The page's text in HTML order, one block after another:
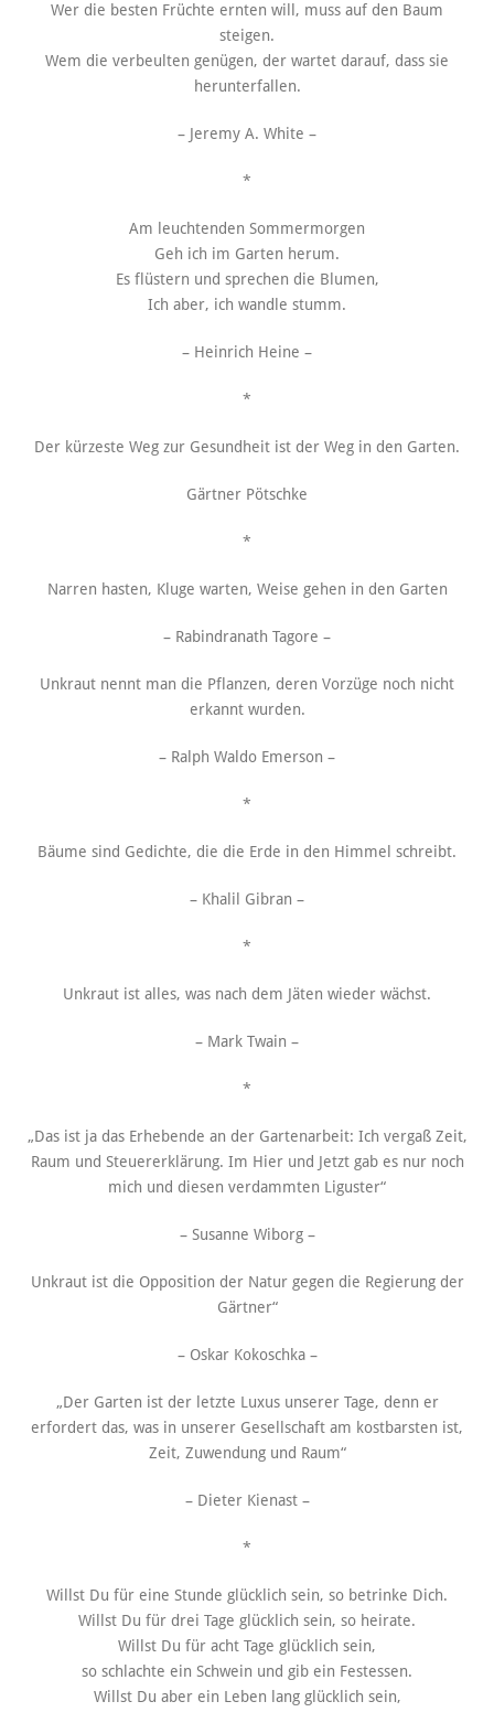
Wer die besten Früchte ernten will, muss auf den Baum
steigen.
Wem die verbeulten genügen, der wartet darauf, dass sie
herunterfallen.
– Jeremy A. White –
*
Am leuchtenden Sommermorgen
Geh ich im Garten herum.
Es flüstern und sprechen die Blumen,
Ich aber, ich wandle stumm.
– Heinrich Heine –
*
Der kürzeste Weg zur Gesundheit ist der Weg in den Garten.
Gärtner Pötschke
*
Narren hasten, Kluge warten, Weise gehen in den Garten
– Rabindranath Tagore –
Unkraut nennt man die Pflanzen, deren Vorzüge noch nicht
erkannt wurden.
– Ralph Waldo Emerson –
*
Bäume sind Gedichte, die die Erde in den Himmel schreibt.
– Khalil Gibran –
*
Unkraut ist alles, was nach dem Jäten wieder wächst.
– Mark Twain –
*
„Das ist ja das Erhebende an der Gartenarbeit: Ich vergaß Zeit,
Raum und Steuererklärung. Im Hier und Jetzt gab es nur noch
mich und diesen verdammten Liguster“
– Susanne Wiborg –
Unkraut ist die Opposition der Natur gegen die Regierung der
Gärtner“
– Oskar Kokoschka –
„Der Garten ist der letzte Luxus unserer Tage, denn er
erfordert das, was in unserer Gesellschaft am kostbarsten ist,
Zeit, Zuwendung und Raum“
– Dieter Kienast –
*
Willst Du für eine Stunde glücklich sein, so betrinke Dich.
Willst Du für drei Tage glücklich sein, so heirate.
Willst Du für acht Tage glücklich sein,
so schlachte ein Schwein und gib ein Festessen.
Willst Du aber ein Leben lang glücklich sein,